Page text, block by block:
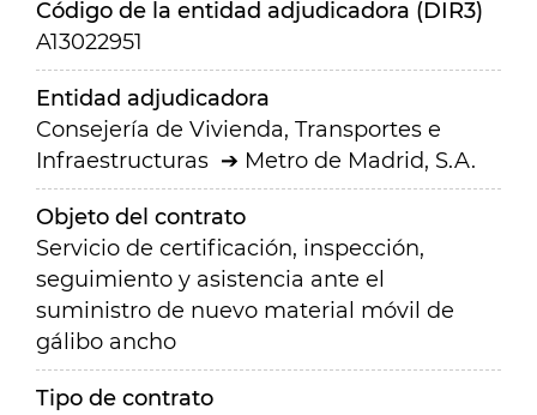
Código de la entidad adjudicadora (DIR3)
A13022951
Entidad adjudicadora
Consejería de Vivienda, Transportes e
Infraestructuras
Metro de Madrid, S.A.
Objeto del contrato
Servicio de certificación, inspección,
seguimiento y asistencia ante el
suministro de nuevo material móvil de
gálibo ancho
Tipo de contrato